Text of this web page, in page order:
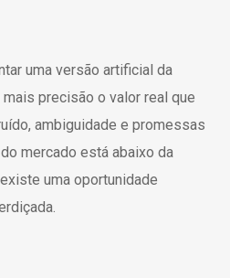
uma versão artificial da
precisão o valor real que
ambiguidade e promessas
mercado está abaixo da
uma oportunidade